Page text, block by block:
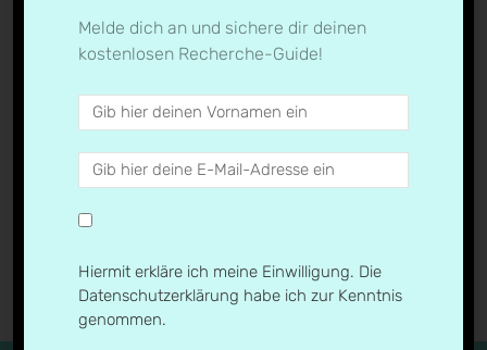
← Previous
Melde dich an und sichere dir deinen
kostenlosen Recherche-Guide!
Hiermit erkläre ich meine Einwilligung. Die
Datenschutzerklärung habe ich zur Kenntnis
genommen.